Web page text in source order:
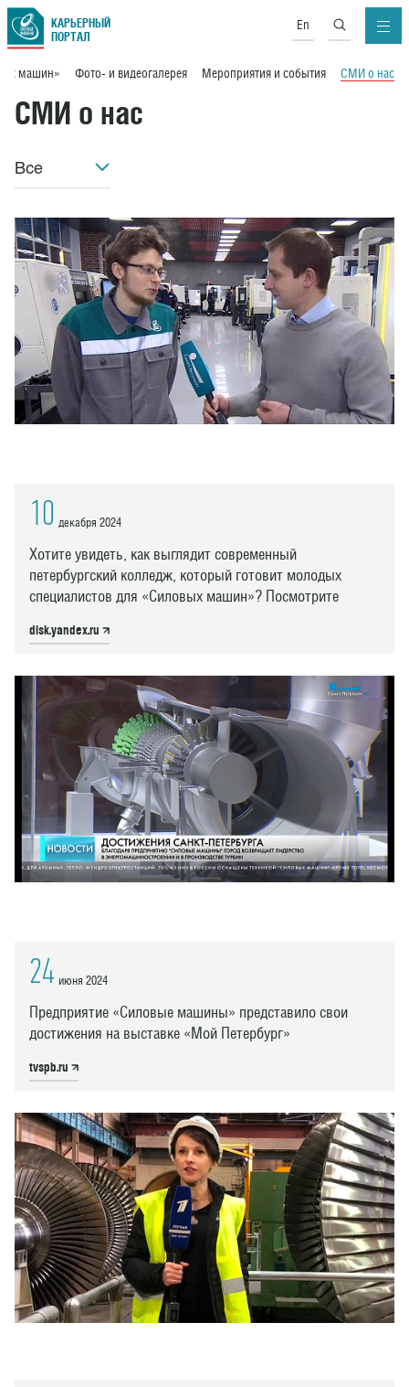
КАРЬЕРНЫЙ
ПОРТАЛ
En
машин» Фото- и видеогалерея Мероприятия и события СМИ о нас
СМИ о нас
Все
10 декабря 2024
Хотите увидеть, как выглядит современный
петербургский колледж, который готовит молодых
специалистов для «Силовых машин»? Посмотрите
disk.yandex.ru
24 июня 2024
Предприятие «Силовые машины» представило свои
достижения на выставке «Мой Петербург»
tvspb.ru